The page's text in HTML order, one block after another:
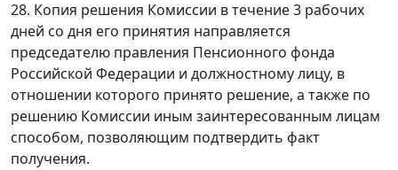
28. Копия решения Комиссии в течение 3 рабочих
дней со дня его принятия направляется
председателю правления Пенсионного фонда
Российской Федерации и должностному лицу, в
отношении которого принято решение, а также по
решению Комиссии иным заинтересованным лицам
способом, позволяющим подтвердить факт
получения.